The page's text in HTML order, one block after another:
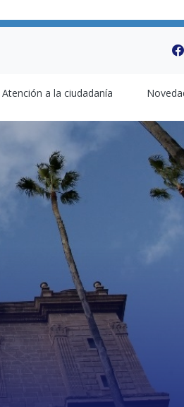
Atención a la ciudadanía